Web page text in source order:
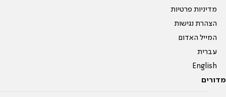
מדיניות פרטיות
הצהרת נגישות
המייל האדום
עברית
English
מדורים